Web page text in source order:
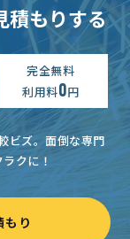
積もりする
完全無料
利用料0円
ズ。 面倒な専門
クに！
もり
万円まで 茨城県
予算上限なし 茨城県
った製品を製作する
品のOEM製作依頼
7万円まで 茨城県
茨城県
たい